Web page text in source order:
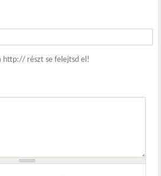
http:// részt se felejtsd el!